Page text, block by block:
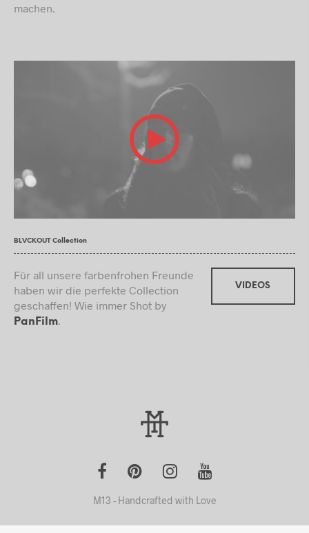
machen.
BLVCKOUT Collection
Für all unsere farbenfrohen Freunde
haben wir die perfekte Collection
geschaffen! Wie immer Shot by
PanFilm.
VIDEOS
M13 - Handcrafted with Love